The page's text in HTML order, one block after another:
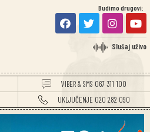
Budimo drugovi:
Slušaj uživo
VIBER & SMS 067 311 100
UKLJUČENJE 020 282 090